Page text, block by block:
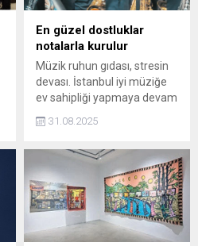
En güzel dostluklar
notalarla kurulur
Müzik ruhun gıdası, stresin
devası. İstanbul iyi müziğe
ev sahipliği yapmaya devam
31.08.2025